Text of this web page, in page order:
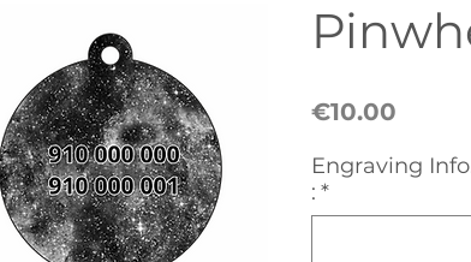
€10.00Price
Engraving
: *